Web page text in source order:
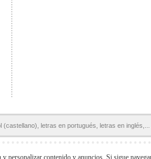
letras en portugués, letras en inglés,...
Letras de Canciones Acordes y Tablaturas
personalizar contenido y anuncios. Si sigue